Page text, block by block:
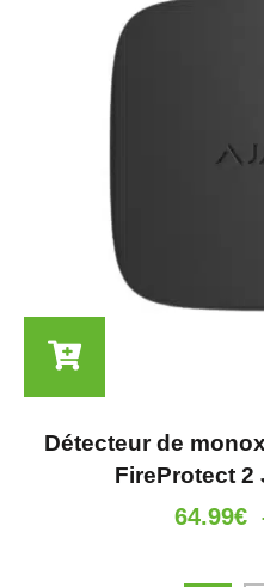
Détecteur de
FireProtect 2
64.99€